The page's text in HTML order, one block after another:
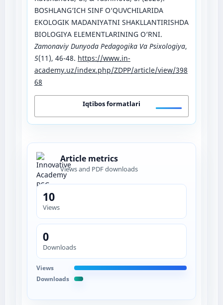
BOSHLANG‘ICH SINF O‘QUVCHILARIDA
EKOLOGIK MADANIYATNI SHAKLLANTIRISHDA
BIOLOGIYA ELEMENTLARINING O‘RNI.
Zamonaviy Dunyoda Pedagogika Va Psixologiya,
5(11), 46-48. https://www.in-
academy.uz/index.php/ZDPP/article/view/398
68
Iqtibos formatlari
Article metrics
Views and PDF downloads
10
Views
0
Downloads
Views
Downloads